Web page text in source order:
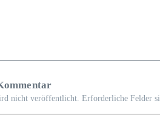
nicht veröffentlicht. Erforderliche Felder